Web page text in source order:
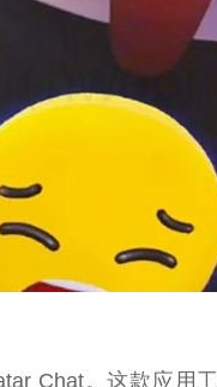
Chat。这款应用